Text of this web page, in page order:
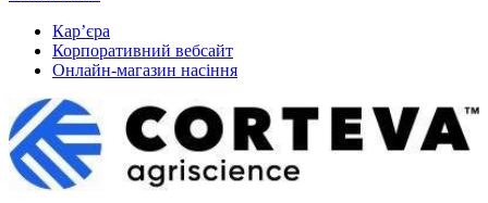
Кар’єра
Корпоративний вебсайт
Онлайн-магазин насіння